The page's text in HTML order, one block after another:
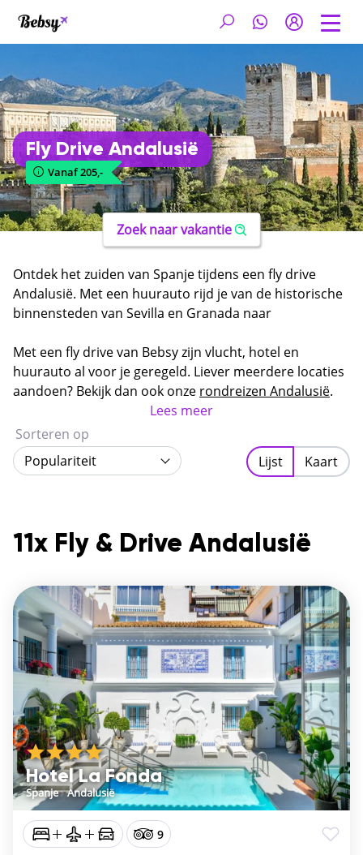
Fly Drive Andalusië
Vanaf 205,-
Zoek naar vakantie
Ontdek het zuiden van Spanje tijdens een fly drive
Andalusië. Met een huurauto rijd je van de historische
binnensteden van Sevilla en Granada naar
zonovergoten Costa del Sol. Andalusië combineert
Moorse geschiedenis, levendige steden en ruige
natuur in één regio.
Met een fly drive van Bebsy zijn vlucht, hotel en
huurauto al voor je geregeld. Liever meerdere locaties
aandoen? Bekijk dan ook onze rondreizen Andalusië.
Lees meer
11x Fly & Drive Andalusië
Hotel La Fonda
Spanje/Andalusië
9
Sorteren op
Populariteit
Lijst Kaart